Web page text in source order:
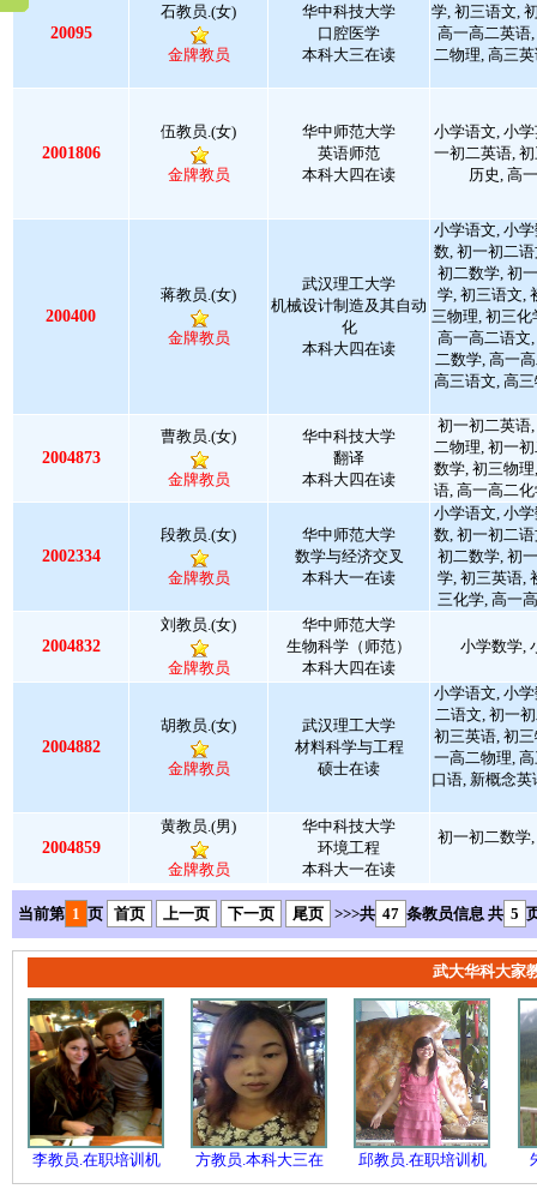
20095
石教员.(女)
金牌教员
华中科技大学
口腔医学
本科大三在读
学, 初三语文,
高一高二英语
二物理, 高三
2001806
伍教员.(女)
金牌教员
华中师范大学
英语师范
本科大四在读
小学语文, 小
一初二英语,
历史, 高
200400
蒋教员.(女)
金牌教员
武汉理工大学
机械设计制造及其自动
化
本科大四在读
小学语文, 小
数, 初一初二
初二数学, 初
学, 初三语文,
三物理, 初三化
高一高二语文
二数学, 高一
高三语文, 高
2004873
曹教员.(女)
金牌教员
华中科技大学
翻译
本科大四在读
初一初二英语
二物理, 初一
数学, 初三物
语, 高一高二
2002334
段教员.(女)
金牌教员
华中师范大学
数学与经济交叉
本科大一在读
小学语文, 小
数, 初一初二
初二数学, 初
学, 初三英语,
三化学, 高一
2004832
刘教员.(女)
金牌教员
华中师范大学
生物科学（师范）
本科大四在读
小学数学,
2004882
胡教员.(女)
金牌教员
武汉理工大学
材料科学与工程
硕士在读
小学语文, 小
二语文, 初一
初三英语, 初
一高二物理,
口语, 新概念
2004859
黄教员.(男)
金牌教员
华中科技大学
环境工程
本科大一在读
初一初二数学
当前第 1 页 首页 上一页 下一页 尾页 >>>共 47 条教员信息 共 5
武大华科大家
李教员.在职培训机 方教员.本科大三在 邱教员.在职培训机